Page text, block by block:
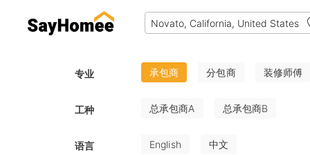
专业 承包商 分包商 装修师傅
工种 总承包商A 总承包商B
语言 English 中文